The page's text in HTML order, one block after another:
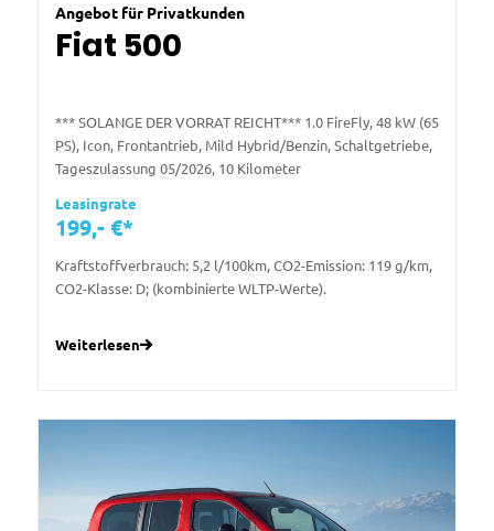
Angebot für Privatkunden
Fiat 500
*** SOLANGE DER VORRAT REICHT*** 1.0 FireFly, 48 kW (65
PS), Icon, Frontantrieb, Mild Hybrid/Benzin, Schaltgetriebe,
Tageszulassung 05/2026, 10 Kilometer
Leasingrate
199,- €*
Kraftstoffverbrauch: 5,2 l/100km, CO2-Emission: 119 g/km,
CO2-Klasse: D; (kombinierte WLTP-Werte).
Weiterlesen